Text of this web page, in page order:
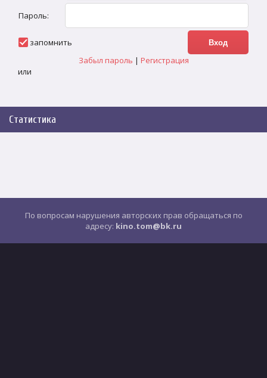
Пароль:
запомнить
Забыл пароль | Регистрация
или
Статистика
По вопросам нарушения авторских прав обращаться по
адресу: kino.tom@bk.ru